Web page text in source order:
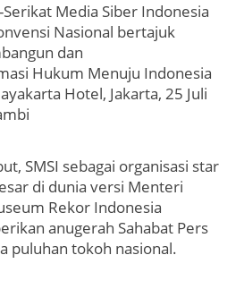
Serikat Media Siber Indonesia
Nasional bertajuk
dan
Hukum Menuju Indonesia
Hotel, Jakarta, 25 Juli
SMSI sebagai organisasi star
di dunia versi Menteri
Rekor Indonesia
anugerah Sahabat Pers
puluhan tokoh nasional.